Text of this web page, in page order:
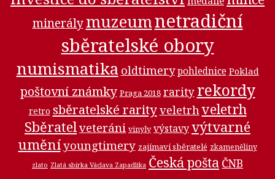
minerálymuzeumnetradiční
sběratelské obory
numismatika oldtimery pohlednice Poklad
poštovní známky Praga 2018 rarity rekordy
retro sběratelské rarityveletrhveletrh
Sběratelveteráni vinyly výstavyvýtvarné
uměníyoungtimery zajímaví sběratelé zkameněliny
zlato Zlatá sbírka Václava Zapadlíka Česká pošta ČNB